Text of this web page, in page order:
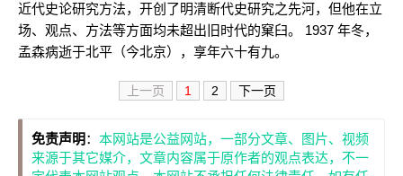
近代史论研究方法，开创了明清断代史研究之先河，但他在立
场、观点、方法等方面均未超出旧时代的窠臼。 1937 年冬，
孟森病逝于北平（今北京），享年六十有九。
上一页 1 2 下一页
免责声明 ： 本网站是公益网站，一部分文章、图片、视频
来源于其它媒介，文章内容属于原作者的观点表达，不一